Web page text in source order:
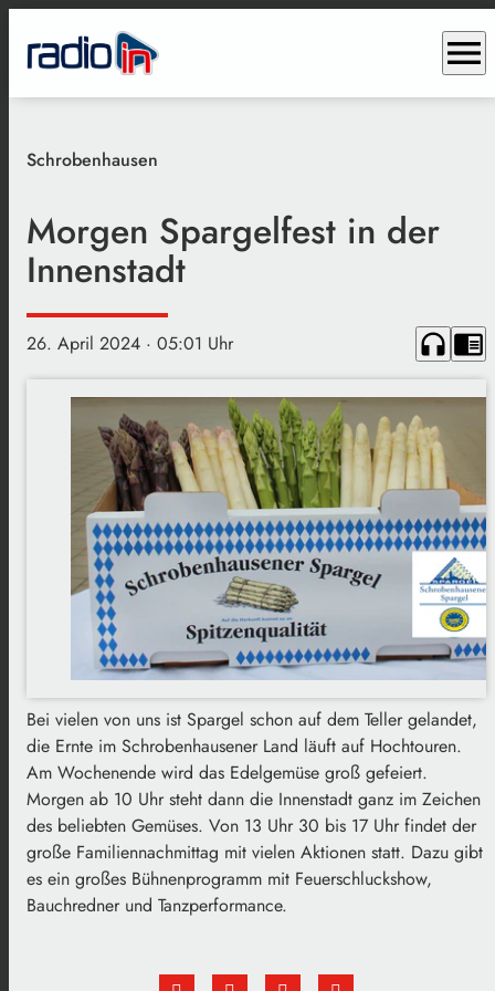
menu
Schrobenhausen
Morgen Spargelfest in der
Innenstadt
26. April 2024 · 05:01 Uhr headphones chrome_reader_mode
Bei vielen von uns ist Spargel schon auf dem Teller gelandet,
die Ernte im Schrobenhausener Land läuft auf Hochtouren.
Am Wochenende wird das Edelgemüse groß gefeiert.
Morgen ab 10 Uhr steht dann die Innenstadt ganz im Zeichen
des beliebten Gemüses. Von 13 Uhr 30 bis 17 Uhr findet der
große Familiennachmittag mit vielen Aktionen statt. Dazu gibt
es ein großes Bühnenprogramm mit Feuerschluckshow,
Bauchredner und Tanzperformance.